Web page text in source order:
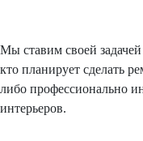
Мы ставим своей
кто планирует сделать
либо профессионально
интерьеров.